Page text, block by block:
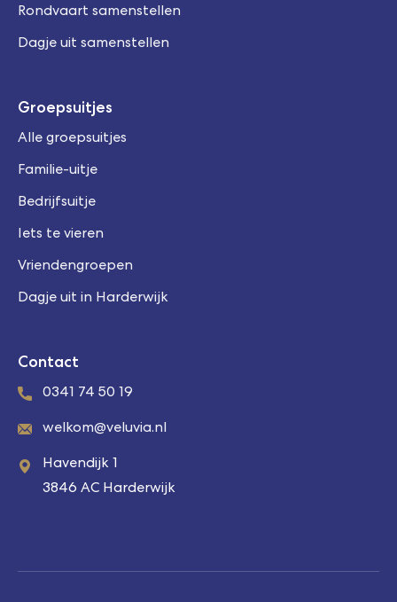
Rondvaart samenstellen
Dagje uit samenstellen
Groepsuitjes
Alle groepsuitjes
Familie-uitje
Bedrijfsuitje
Iets te vieren
Vriendengroepen
Dagje uit in Harderwijk
Contact
0341 74 50 19
welkom@veluvia.nl
Havendijk 1
3846 AC Harderwijk